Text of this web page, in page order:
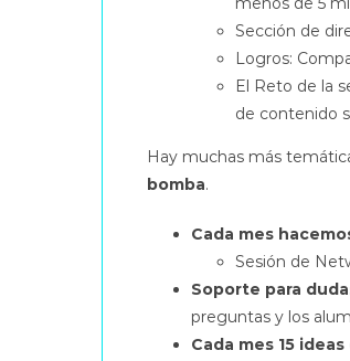
Sección de
Logros:
El Reto de la
de contenido
Hay muchas más
bomba.
Cada mes
Sesión de
Soporte para
preguntas y los
Cada mes 15